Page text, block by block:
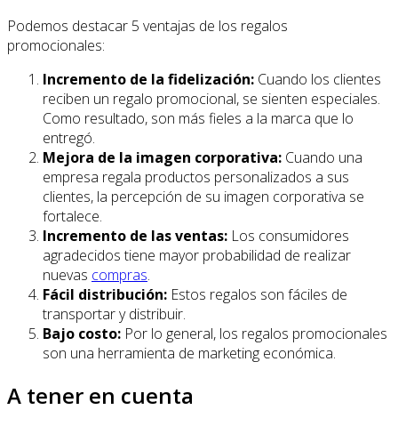
Podemos destacar 5 ventajas de los regalos
promocionales:
Incremento de la fidelización: Cuando los clientes
reciben un regalo promocional, se sienten especiales.
Como resultado, son más fieles a la marca que lo
entregó.
Mejora de la imagen corporativa: Cuando una
empresa regala productos personalizados a sus
clientes, la percepción de su imagen corporativa se
fortalece.
Incremento de las ventas: Los consumidores
agradecidos tiene mayor probabilidad de realizar
nuevas compras.
Fácil distribución: Estos regalos son fáciles de
transportar y distribuir.
Bajo costo: Por lo general, los regalos promocionales
son una herramienta de marketing económica.
A tener en cuenta